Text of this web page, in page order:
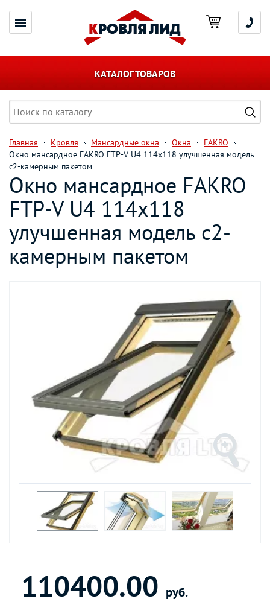
КАТАЛОГ ТОВАРОВ
Главная Кровля Мансардные окна Окна
FAKRO
Окно мансардное FAKRO FTP-V U4 114х118 улучшенная модель
с2-камерным пакетом
Окно мансардное FAKRO
FTP-V U4 114х118
улучшенная модель с2-
камерным пакетом
110400.00 руб.